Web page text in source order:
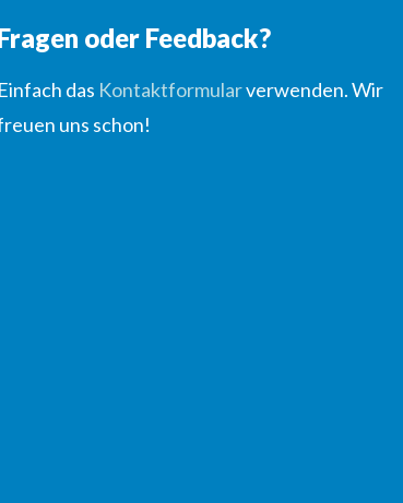
oder Feedback?
Einfach das Kontaktformularverwenden. Wir
uns schon!